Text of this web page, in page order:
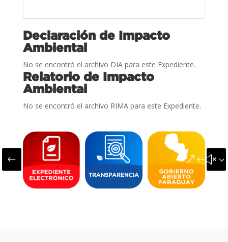
Declaración de Impacto
Ambiental
No se encontró el archivo DIA para este Expediente.
Relatorio de Impacto
Ambiental
No se encontró el archivo RIMA para este Expediente.
#